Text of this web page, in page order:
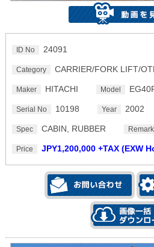
ID No 24091
Category CARRIER/FORK LIFT/
Maker HITACHI Model
Serial No 10198 Year 2002
Spec CABIN, RUBBER Remark
Price JPY1,200,000 +TAX (EXW